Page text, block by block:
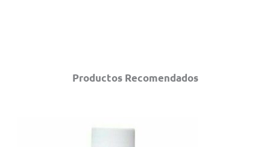
Productos Recomendados